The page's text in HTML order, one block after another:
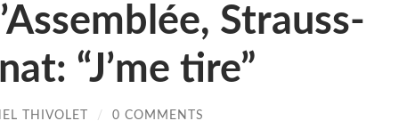
Strauss-
“J’me tire”
THIVOLET / 0 COMMENTS